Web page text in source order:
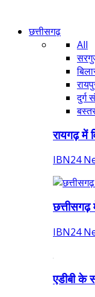
छत्तीसगढ़
All
दुर्ग
रायगढ़ में
IBN24
छत्तीसगढ़
IBN24
एडीबी के